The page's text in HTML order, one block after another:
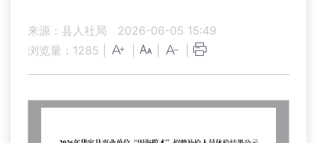
来源：县人社局
2026-06-05 15:49
浏览量： 1285